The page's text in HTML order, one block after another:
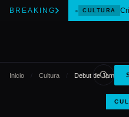
BREAKING CULTURA
Inicio Cultura Debut de James